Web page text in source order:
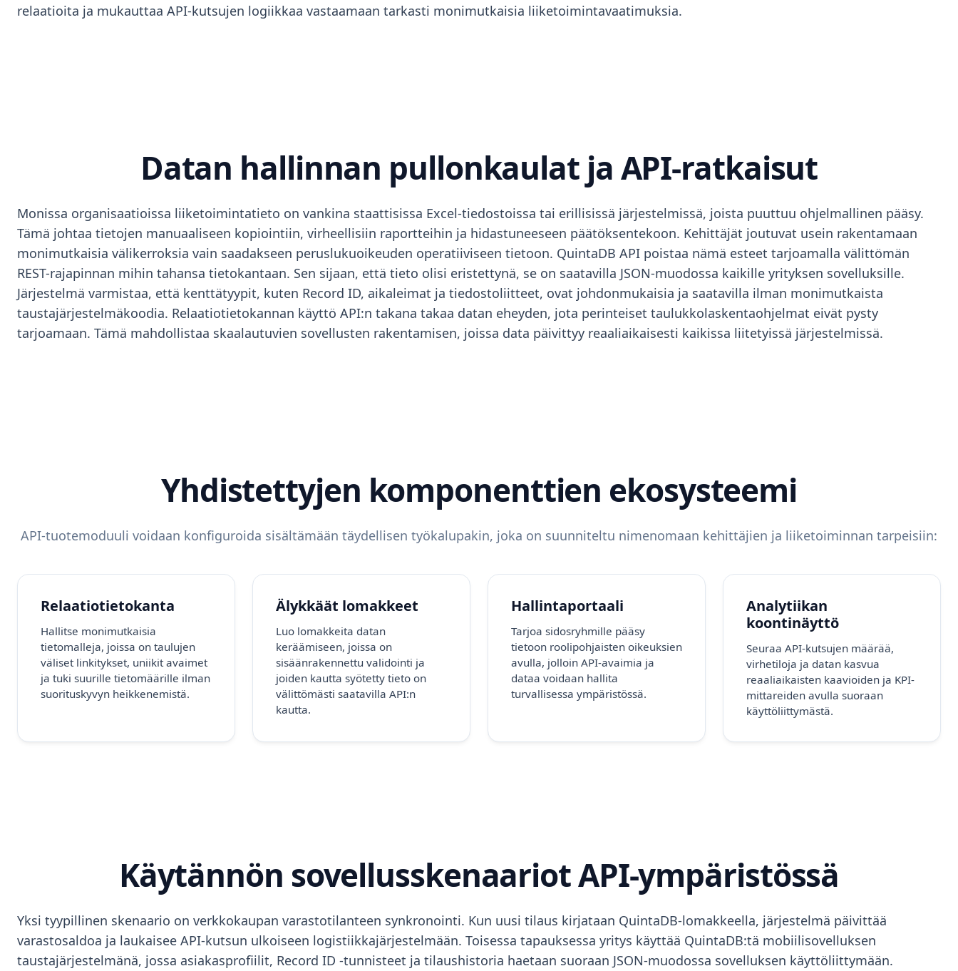
relaatioita ja mukauttaa API-kutsujen logiikkaa vastaamaan tarkasti monimutkaisia liiketoimintavaatimuksia.
Datan hallinnan pullonkaulat ja API-ratkaisut
Monissa organisaatioissa liiketoimintatieto on vankina staattisissa Excel-tiedostoissa tai erillisissä järjestelmissä, joista puuttuu ohjelmallinen pääsy.
Tämä johtaa tietojen manuaaliseen kopiointiin, virheellisiin raportteihin ja hidastuneeseen päätöksentekoon. Kehittäjät joutuvat usein rakentamaan
monimutkaisia välikerroksia vain saadakseen peruslukuoikeuden operatiiviseen tietoon. QuintaDB API poistaa nämä esteet tarjoamalla välittömän
REST-rajapinnan mihin tahansa tietokantaan. Sen sijaan, että tieto olisi eristettynä, se on saatavilla JSON-muodossa kaikille yrityksen sovelluksille.
Järjestelmä varmistaa, että kenttätyypit, kuten Record ID, aikaleimat ja tiedostoliitteet, ovat johdonmukaisia ja saatavilla ilman monimutkaista
taustajärjestelmäkoodia. Relaatiotietokannan käyttö API:n takana takaa datan eheyden, jota perinteiset taulukkolaskentaohjelmat eivät pysty
tarjoamaan. Tämä mahdollistaa skaalautuvien sovellusten rakentamisen, joissa data päivittyy reaaliaikaisesti kaikissa liitetyissä järjestelmissä.
Yhdistettyjen komponenttien ekosysteemi
API-tuotemoduuli voidaan konfiguroida sisältämään täydellisen työkalupakin, joka on suunniteltu nimenomaan kehittäjien ja liiketoiminnan tarpeisiin:
Relaatiotietokanta
Hallitse monimutkaisia
tietomalleja, joissa on taulujen
väliset linkitykset, uniikit avaimet
ja tuki suurille tietomäärille ilman
suorituskyvyn heikkenemistä.
Älykkäät lomakkeet
Luo lomakkeita datan
keräämiseen, joissa on
sisäänrakennettu validointi ja
joiden kautta syötetty tieto on
välittömästi saatavilla API:n
kautta.
Hallintaportaali
Tarjoa sidosryhmille pääsy
tietoon roolipohjaisten oikeuksien
avulla, jolloin API-avaimia ja
dataa voidaan hallita
turvallisessa ympäristössä.
Analytiikan
koontinäyttö
Seuraa API-kutsujen määrää,
virhetiloja ja datan kasvua
reaaliaikaisten kaavioiden ja KPI-
mittareiden avulla suoraan
käyttöliittymästä.
Käytännön sovellusskenaariot API-ympäristössä
Yksi tyypillinen skenaario on verkkokaupan varastotilanteen synkronointi. Kun uusi tilaus kirjataan QuintaDB-lomakkeella, järjestelmä päivittää
varastosaldoa ja laukaisee API-kutsun ulkoiseen logistiikkajärjestelmään. Toisessa tapauksessa yritys käyttää QuintaDB:tä mobiilisovelluksen
taustajärjestelmänä, jossa asiakasprofiilit, Record ID -tunnisteet ja tilaushistoria haetaan suoraan JSON-muodossa sovelluksen käyttöliittymään.